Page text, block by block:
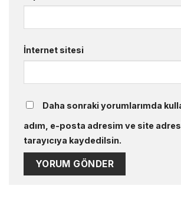
İnternet sitesi
Daha sonraki yorumlarımda
adım, e-posta adresim ve site
tarayıcıya kaydedilsin.